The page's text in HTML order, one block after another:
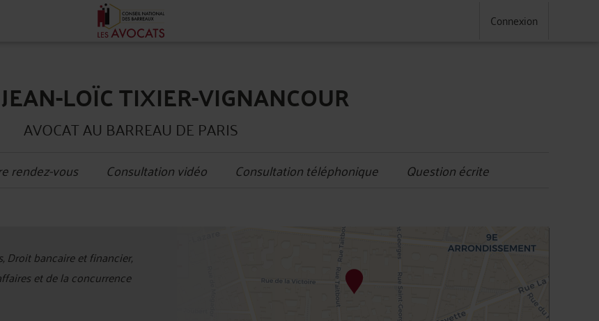
Connexion
LOÏC TIXIER-VIGNANCOUR
AVOCAT AU BARREAU DE PARIS
rendez-vous Consultation vidéo Consultation téléphonique Question écrite
Droit bancaire et financier,
et de la concurrence